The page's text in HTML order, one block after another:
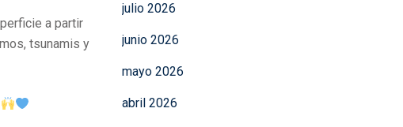
a partir
tsunamis y
julio 2026
junio 2026
mayo 2026
abril 2026